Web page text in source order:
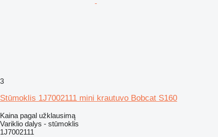
3
Stūmoklis 1J7002111 mini krautuvo Bobcat S160
Kaina pagal užklausimą
Variklio dalys - stūmoklis
1J7002111